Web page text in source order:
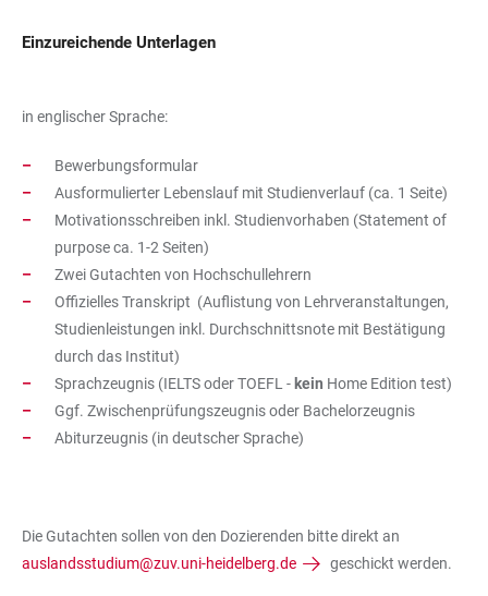
Einzureichende Unterlagen
in englischer Sprache:
Bewerbungsformular
Ausformulierter Lebenslauf mit Studienverlauf (ca. 1 Seite)
Motivationsschreiben inkl. Studienvorhaben (Statement of
purpose ca. 1-2 Seiten)
Zwei Gutachten von Hochschullehrern
Offizielles Transkript (Auflistung von Lehrveranstaltungen,
Studienleistungen inkl. Durchschnittsnote mit Bestätigung
durch das Institut)
Sprachzeugnis (IELTS oder TOEFL - kein Home Edition test)
Ggf. Zwischenprüfungszeugnis oder Bachelorzeugnis
Abiturzeugnis (in deutscher Sprache)
Die Gutachten sollen von den Dozierenden bitte direkt an
auslandsstudium@zuv.uni-heidelberg.de
geschickt werden.